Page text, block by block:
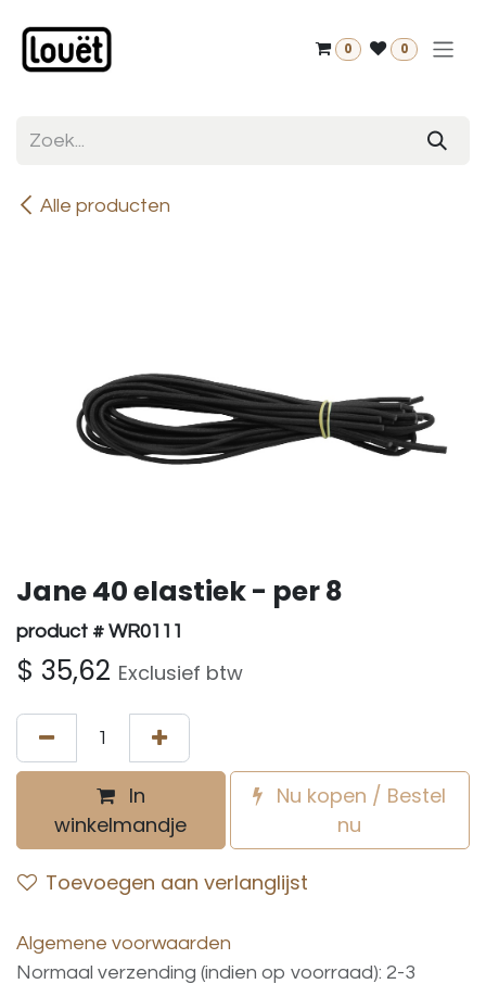
0 0
Alle producten
Jane 40 elastiek - per 8
product # WR0111
$ 35,62 Exclusief btw
In
winkelmandje
Nu kopen / Bestel
nu
Toevoegen aan verlanglijst
Algemene voorwaarden
Normaal verzending (indien op voorraad): 2-3